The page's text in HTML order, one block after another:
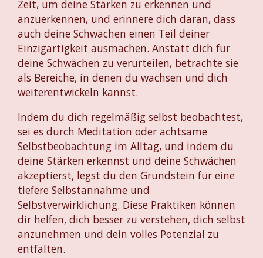
Zeit, um deine Stärken zu erkennen und
anzuerkennen, und erinnere dich daran, dass
auch deine Schwächen einen Teil deiner
Einzigartigkeit ausmachen. Anstatt dich für
deine Schwächen zu verurteilen, betrachte sie
als Bereiche, in denen du wachsen und dich
weiterentwickeln kannst.
Indem du dich regelmäßig selbst beobachtest,
sei es durch Meditation oder achtsame
Selbstbeobachtung im Alltag, und indem du
deine Stärken erkennst und deine Schwächen
akzeptierst, legst du den Grundstein für eine
tiefere Selbstannahme und
Selbstverwirklichung. Diese Praktiken können
dir helfen, dich besser zu verstehen, dich selbst
anzunehmen und dein volles Potenzial zu
entfalten.